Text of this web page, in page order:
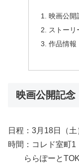
映画公開
ストーリ
作品情報
映画公開記
日程：3月18日（土
時間：コレド室町
ららぽーと